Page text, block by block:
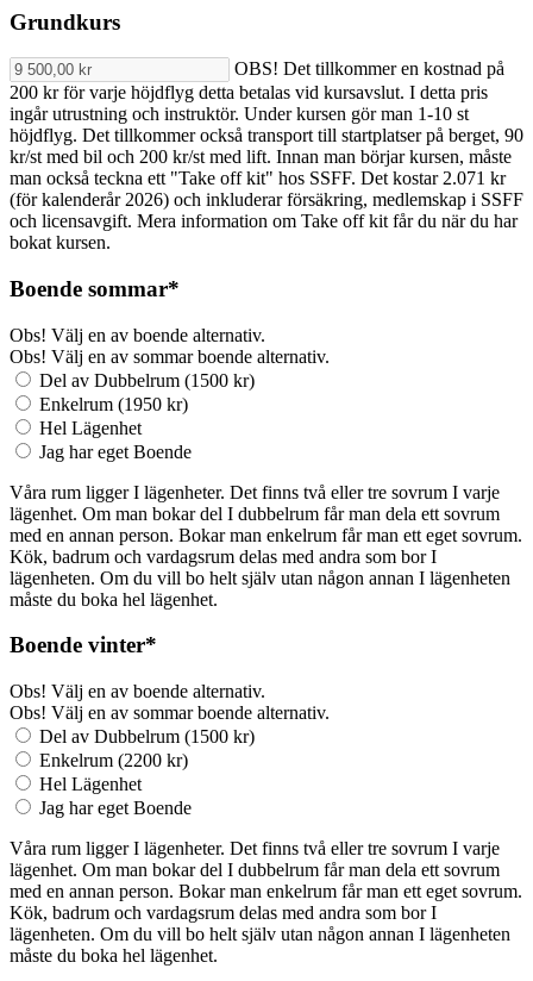
Grundkurs
OBS! Det tillkommer en kostnad på
200 kr för varje höjdflyg detta betalas vid kursavslut. I detta pris
ingår utrustning och instruktör. Under kursen gör man 1-10 st
höjdflyg. Det tillkommer också transport till startplatser på berget, 90
kr/st med bil och 200 kr/st med lift. Innan man börjar kursen, måste
man också teckna ett "Take off kit" hos SSFF. Det kostar 2.071 kr
(för kalenderår 2026) och inkluderar försäkring, medlemskap i SSFF
och licensavgift. Mera information om Take off kit får du när du har
bokat kursen.
Boende sommar*
Obs! Välj en av boende alternativ.
Obs! Välj en av sommar boende alternativ.
Del av Dubbelrum (1500 kr)
Enkelrum (1950 kr)
Hel Lägenhet
Jag har eget Boende
Våra rum ligger I lägenheter. Det finns två eller tre sovrum I varje
lägenhet. Om man bokar del I dubbelrum får man dela ett sovrum
med en annan person. Bokar man enkelrum får man ett eget sovrum.
Kök, badrum och vardagsrum delas med andra som bor I
lägenheten. Om du vill bo helt själv utan någon annan I lägenheten
måste du boka hel lägenhet.
Boende vinter*
Obs! Välj en av boende alternativ.
Obs! Välj en av sommar boende alternativ.
Del av Dubbelrum (1500 kr)
Enkelrum (2200 kr)
Hel Lägenhet
Jag har eget Boende
Våra rum ligger I lägenheter. Det finns två eller tre sovrum I varje
lägenhet. Om man bokar del I dubbelrum får man dela ett sovrum
med en annan person. Bokar man enkelrum får man ett eget sovrum.
Kök, badrum och vardagsrum delas med andra som bor I
lägenheten. Om du vill bo helt själv utan någon annan I lägenheten
måste du boka hel lägenhet.